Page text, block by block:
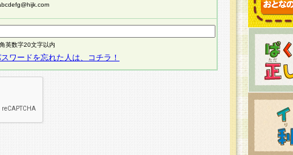
英数字20文字以内
ワードを忘れた人は、コチラ！